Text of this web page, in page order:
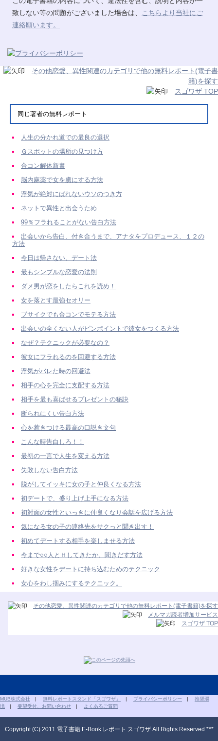
致しない等の問題がございました場合は、
こちらより当社にご
連絡願います。
その他恋愛、異性関連のカテゴリで他の無料レポート(電子書
籍)を探す
スゴワザ TOP
同じ著者の無料レポート
人生の分かれ道での最良の選択
Ｇスポットの場所の見つけ方
合コン解体新書
脳内麻薬で女を虜にする方法
浮気が絶対にばれないウソのつき方
ネットで異性と出会うため
99％フラれることがない告白方法
出会いから告白、付き合うまで、アナタをプロデュース、１２の
方法
今日は帰さない、デート法
最もシンプルな恋愛の法則
ダメ男が恋をしたらこれを読め！
女を落とす最強セオリー
ブサイクでも合コンでモテる方法
出会いの全くない人がピンポイントで彼女をつくる方法
なぜ？テクニックが必要なの？
彼女にフラれるのを回避する方法
浮気がバレた時の回避法
相手の心を完全に支配する方法
相手を最も喜ばせるプレゼントの秘訣
断られにくい告白方法
心を惹きつける最高の口説き文句
こんな時告白しろ！！
最初の一言で人生を変える方法
失敗しない告白方法
脱がしてイッキに女の子と仲良くなる方法
初デートで、盛り上げ上手になる方法
初対面の女性といっきに仲良くなり会話を広げる方法
気になる女の子の連絡先をサクっと聞き出す！
初めてデートする相手を楽しませる方法
今まで○○人とＨしてきたか、聞きだす方法
好きな女性をデートに持ち込むためのテクニック
女心をわし掴みにするテクニック。
その他恋愛、異性関連のカテゴリで他の無料レポート(電子書籍)を探す
メルマガ読者増加サービス
スゴワザ TOP
MUB株式会社 | 無料レポートスタンド「スゴワザ」 | プライバシーポリシー | 推奨環
境 | 要望受付、お問い合わせ | よくあるご質問
Copyright (C) 2011 電子書籍 E-Book レポート スゴワザ All Rights Reserved.***